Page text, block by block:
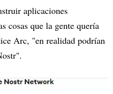
aplicaciones
cosas que la gente quería
Arc, "en realidad podrían